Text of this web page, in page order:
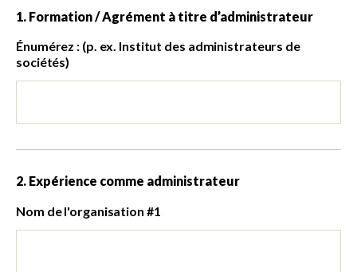
1. Formation / Agrément à titre d’administrateur
Énumérez : (p. ex. Institut des administrateurs de
sociétés)
2. Expérience comme administrateur
Nom de l'organisation #1